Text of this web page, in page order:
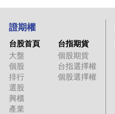
證期權
台股首頁
大盤
個股
排行
選股
興櫃
產業
台指期貨
個股期貨
台指選擇權
個股選擇權